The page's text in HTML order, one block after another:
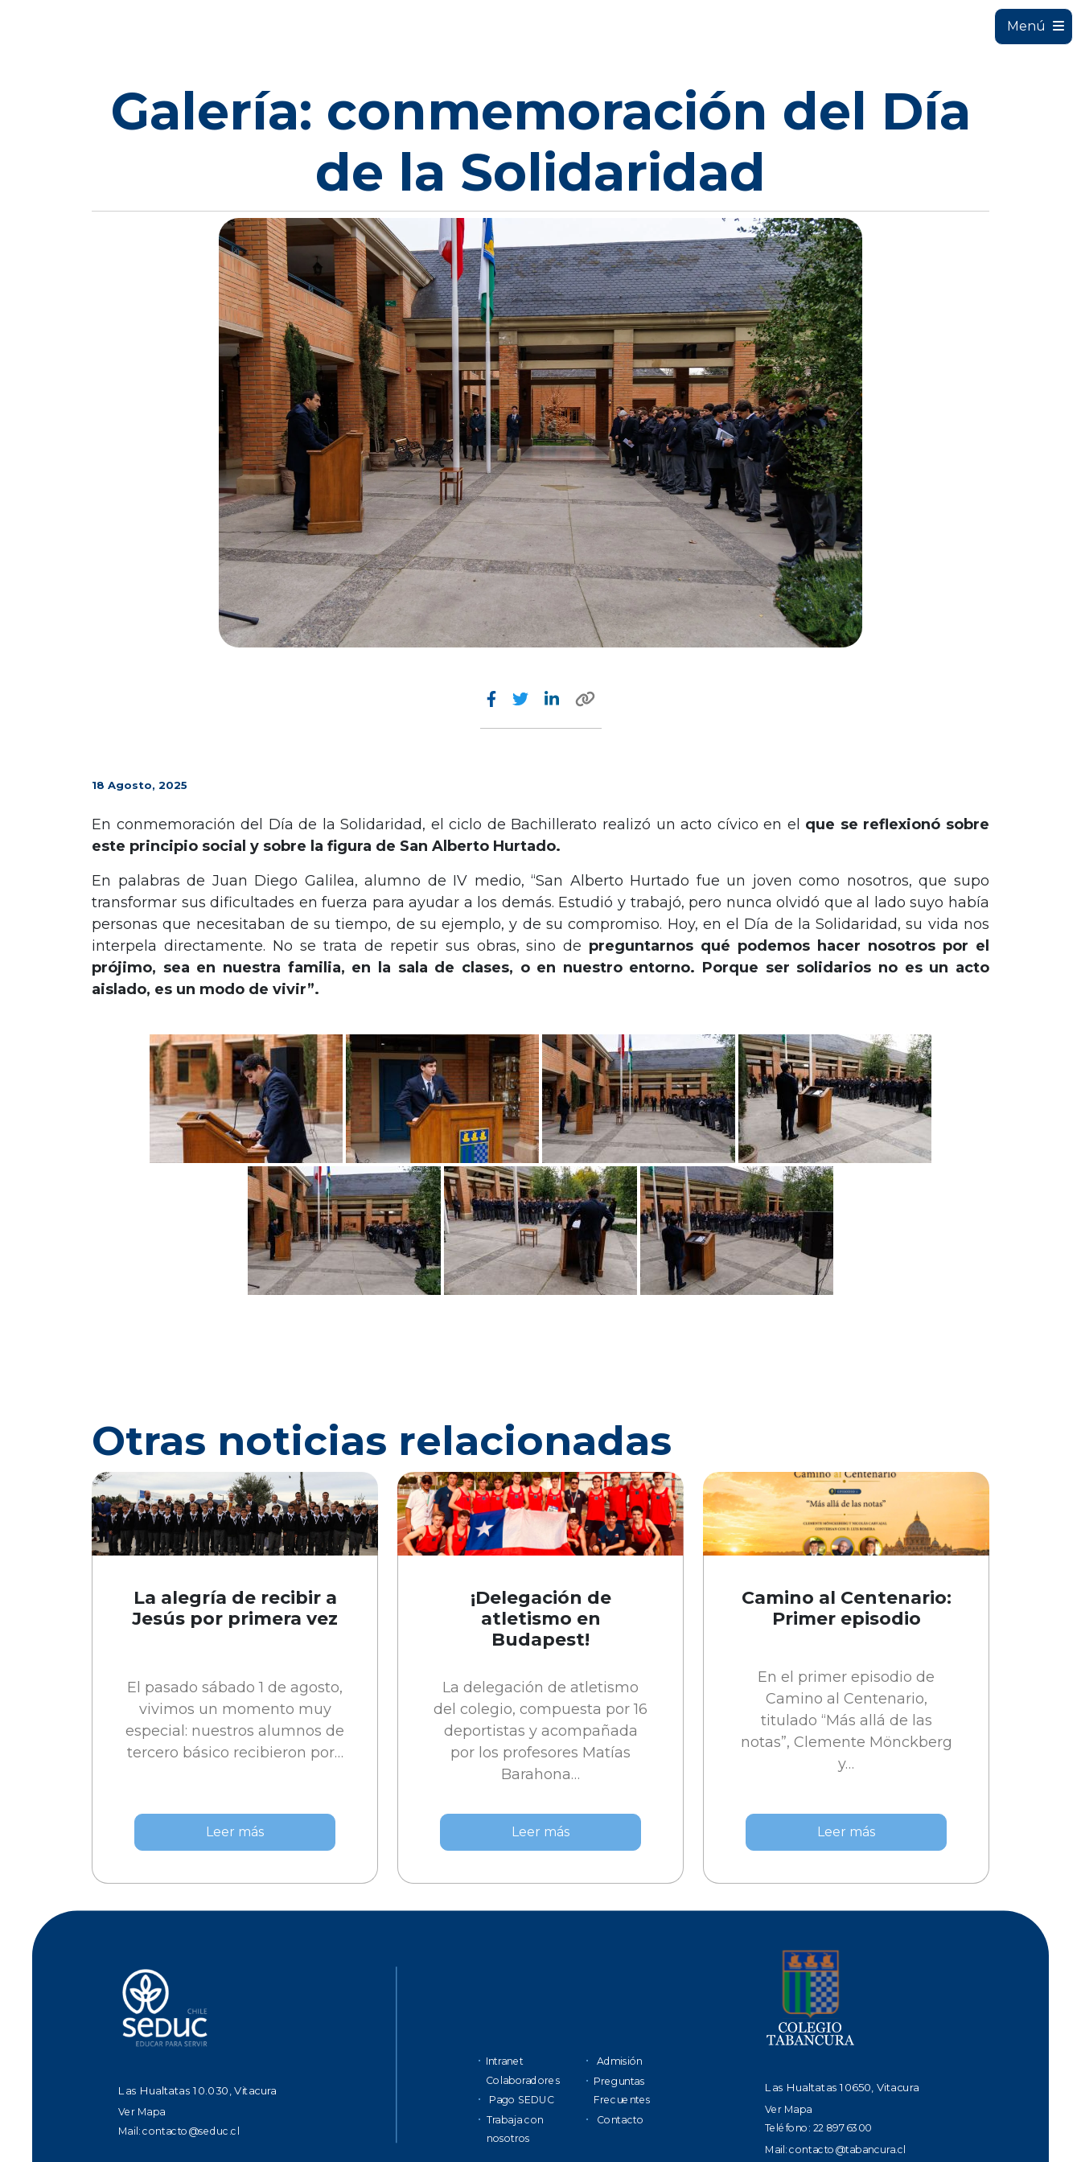
Menú
Galería: conmemoración del Día
de la Solidaridad
18 Agosto, 2025
En conmemoración del Día de la Solidaridad, el ciclo de Bachillerato realizó un acto cívico en el que se reflexionó sobre
este principio social y sobre la figura de San Alberto Hurtado.
En palabras de Juan Diego Galilea, alumno de IV medio, “San Alberto Hurtado fue un joven como nosotros, que supo
transformar sus dificultades en fuerza para ayudar a los demás. Estudió y trabajó, pero nunca olvidó que al lado suyo había
personas que necesitaban de su tiempo, de su ejemplo, y de su compromiso. Hoy, en el Día de la Solidaridad, su vida nos
interpela directamente. No se trata de repetir sus obras, sino de preguntarnos qué podemos hacer nosotros por el
prójimo, sea en nuestra familia, en la sala de clases, o en nuestro entorno. Porque ser solidarios no es un acto
aislado, es un modo de vivir”.
Otras noticias relacionadas
La alegría de recibir a
Jesús por primera vez
El pasado sábado 1 de agosto,
vivimos un momento muy
especial: nuestros alumnos de
tercero básico recibieron por…
Leer más
¡Delegación de
atletismo en
Budapest!
La delegación de atletismo
del colegio, compuesta por 16
deportistas y acompañada
por los profesores Matías
Barahona…
Leer más
Camino al Centenario:
Primer episodio
En el primer episodio de
Camino al Centenario,
titulado “Más allá de las
notas”, Clemente Mönckberg
y…
Leer más
Las Hualtatas 10.030, Vitacura
Ver Mapa
Mail:contacto@seduc.cl
Intranet
Colaboradores
Pago SEDUC
Trabaja con
nosotros
Admisión
Preguntas
Frecuentes
Contacto
Las Hualtatas 10650, Vitacura
Ver Mapa
Teléfono: 22 897 6300
Mail:contacto@tabancura.cl